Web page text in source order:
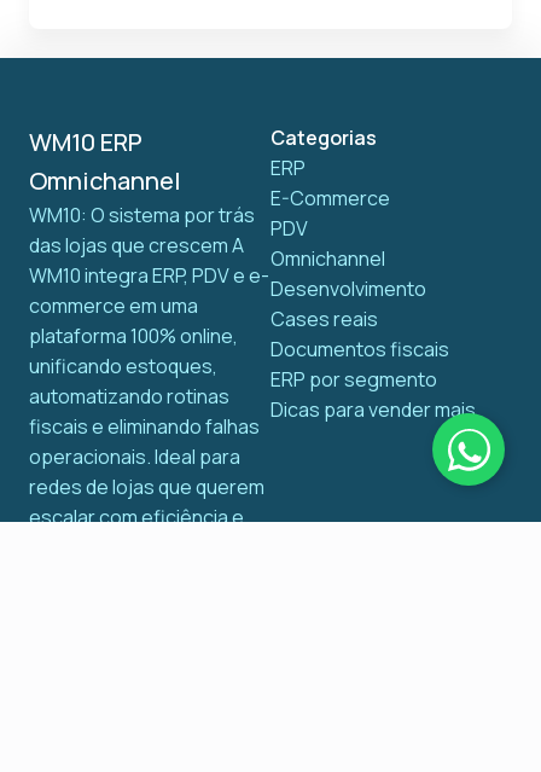
WM10 ERP
Omnichannel
WM10: O sistema por trás
das lojas que crescem A
WM10 integra ERP, PDV e e-
commerce em uma
plataforma 100% online,
unificando estoques,
automatizando rotinas
fiscais e eliminando falhas
operacionais. Ideal para
redes de lojas que querem
escalar com eficiência e
Categorias
ERP
E-Commerce
PDV
Omnichannel
Desenvolvimento
Cases reais
Documentos fiscais
ERP por segmento
Dicas para vender mais